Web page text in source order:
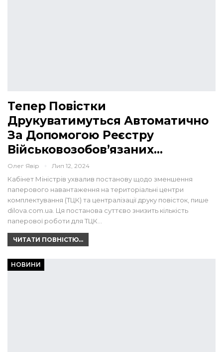
Тепер Повістки
Друкуватимуться Автоматично
За Допомогою Реєстру
Військовозобов’язаних…
Олег Явір Лип 12, 2024
Кабінет Міністрів ухвалив постанову щодо зменшення
паперового навантаження на територіальні центри
комплектування (ТЦК) та централізації друку повісток, пише
dilova.com.ua. Ця постанова суттєво знизить кількість
паперової роботи для ТЦК…
ЧИТАТИ ПОВНІСТЮ...
НОВИНИ